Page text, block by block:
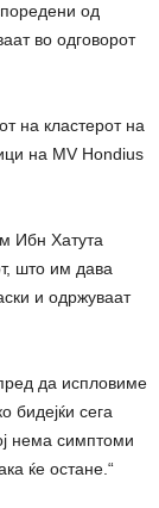
од
во одговорот
на кластерот на
на MV Hondius
Ибн Хатута
што им дава
и одржуваат
да испловиме
бидејќи сега
нема симптоми
ќе остане.“